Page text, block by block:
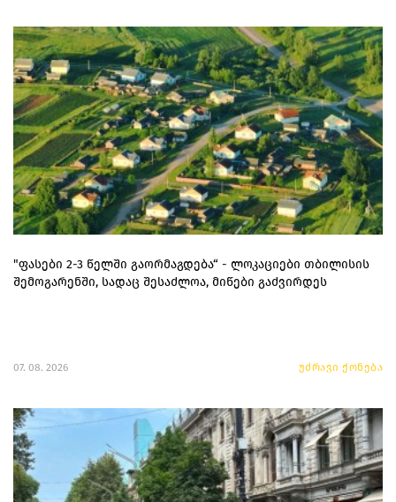
"ფასები 2-3 წელში გაორმაგდება“ - ლოკაციები თბილისის
შემოგარენში, სადაც შესაძლოა, მიწები გაძვირდეს
07. 08. 2026 უძრავი ქონება